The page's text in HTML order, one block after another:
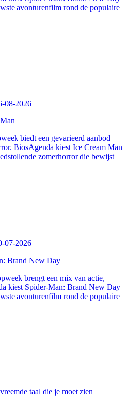
avonturenfilm rond de populaire
08-2026
biedt een gevarieerd aanbod
BiosAgenda kiest Ice Cream Man
zomerhorror die bewijst
07-2026
Brand New Day
brengt een mix van actie,
kiest Spider-Man: Brand New Day
avonturenfilm rond de populaire
taal die je moet zien